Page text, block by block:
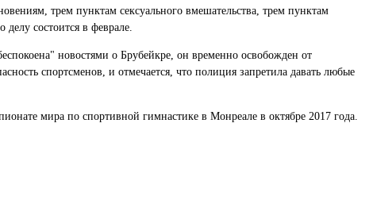
трем пунктам сексуального вмешательства, трем пунктам
состоится в феврале.
новостями о Брубейкре, он временно освобожден от
спортсменов, и отмечается, что полиция запретила давать любые
мира по спортивной гимнастике в Монреале в октябре 2017 года.